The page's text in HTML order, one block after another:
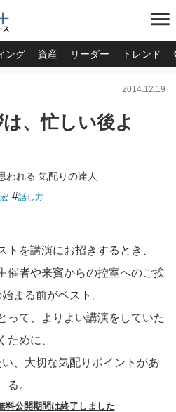
menu
ング 資産 リーダー トレンド
2014.12.19
、忙しい後よ
われる 気配りの達人
#話し方
トを講演にお招きするとき、
催者や来賓からの控室へのご挨
まる前がベスト。
って、よりよい講演をしていた
ために、
、大切な気配りポイントがあ
る。
料公開期間は終了しました